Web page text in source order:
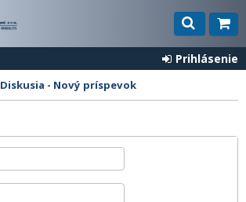
Prihlásenie
Diskusia - Nový príspevok